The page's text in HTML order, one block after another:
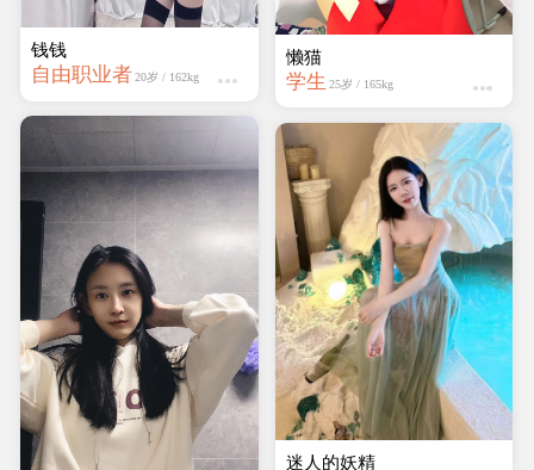
钱钱
自由职业者 20岁 / 162kg
懒猫
学生 25岁 / 165kg
迷人的妖精